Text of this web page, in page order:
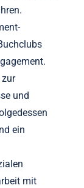
zur
und
ein
mit